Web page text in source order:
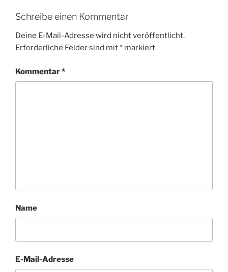
Schreibe einen Kommentar
Deine E-Mail-Adresse wird nicht veröffentlicht.
Erforderliche Felder sind mit* markiert
Kommentar*
Name
E-Mail-Adresse